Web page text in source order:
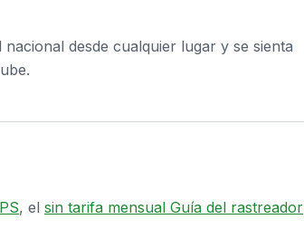
desde cualquier lugar y se sienta
, el sin tarifa mensual Guía del rastreador